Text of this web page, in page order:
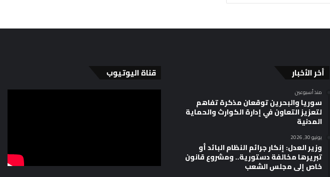
أخر الأخبار
منذ أسبوعين
سوريا والبحرين توقعان مذكرة تفاهم
لتعزيز التعاون في إدارة الكوارث والحماية
المدنية
يونيو 30, 2026
وزير العدل: إنكار جرائم النظام البائد أو
تبريرها مخالفة دستورية.. ومشروع قانون
خاص إلى مجلس الشعب
قناة اليوتيوب